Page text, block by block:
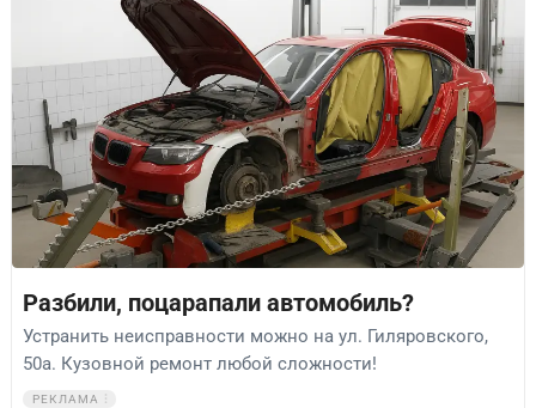
Разбили, поцарапали автомобиль?
Устранить неисправности можно на ул. Гиляровского,
50а. Кузовной ремонт любой сложности!
РЕКЛАМА